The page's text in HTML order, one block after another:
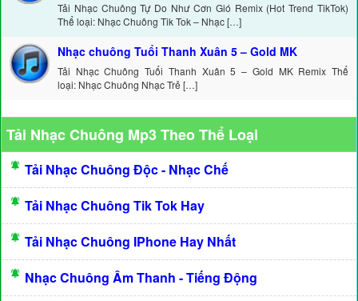
Tải Nhạc Chuông Tự Do Như Cơn Gió Remix (Hot Trend TikTok)
Thể loại: Nhạc Chuông Tik Tok – Nhạc […]
Nhạc chuông Tuổi Thanh Xuân 5 – Gold MK
Tải Nhạc Chuông Tuổi Thanh Xuân 5 – Gold MK Remix Thể
loại: Nhạc Chuông Nhạc Trẻ […]
Tải Nhạc Chuông Mp3 Theo Thể Loại
Tải Nhạc Chuông Độc - Nhạc Chế
Tải Nhạc Chuông Tik Tok Hay
Tải Nhạc Chuông IPhone Hay Nhất
Nhạc Chuông Âm Thanh - Tiếng Động